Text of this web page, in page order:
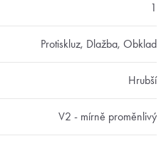
1
Protiskluz, Dlažba, Obklad
Hrubší
V2 - mírně proměnlivý